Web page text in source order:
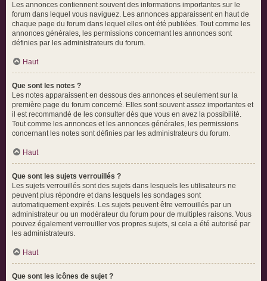
Les annonces contiennent souvent des informations importantes sur le
forum dans lequel vous naviguez. Les annonces apparaissent en haut de
chaque page du forum dans lequel elles ont été publiées. Tout comme les
annonces générales, les permissions concernant les annonces sont
définies par les administrateurs du forum.
Haut
Que sont les notes ?
Les notes apparaissent en dessous des annonces et seulement sur la
première page du forum concerné. Elles sont souvent assez importantes et
il est recommandé de les consulter dès que vous en avez la possibilité.
Tout comme les annonces et les annonces générales, les permissions
concernant les notes sont définies par les administrateurs du forum.
Haut
Que sont les sujets verrouillés ?
Les sujets verrouillés sont des sujets dans lesquels les utilisateurs ne
peuvent plus répondre et dans lesquels les sondages sont
automatiquement expirés. Les sujets peuvent être verrouillés par un
administrateur ou un modérateur du forum pour de multiples raisons. Vous
pouvez également verrouiller vos propres sujets, si cela a été autorisé par
les administrateurs.
Haut
Que sont les icônes de sujet ?